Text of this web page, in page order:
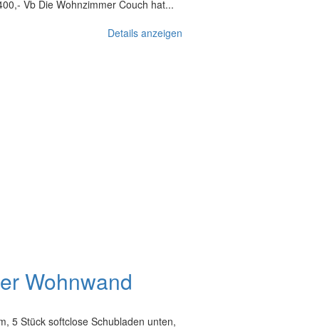
Vb Die Wohnzimmer Couch hat...
Details anzeigen
Wohnwand
5 Stück softclose Schubladen unten,